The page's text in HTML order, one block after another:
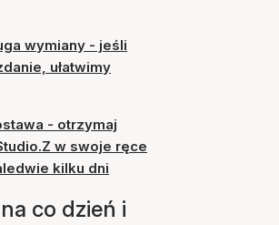
wymiany - jeśli
ułatwimy
- otrzymaj
w swoje ręce
kilku dni
co dzień i